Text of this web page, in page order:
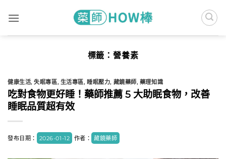
標籤： 營養素
健康生活,失眠專區, 生活專區, 睡眠壓力, 藏鏡藥師, 藥理知識
吃對食物更好睡！藥師推薦 5 大助眠食物，改善
睡眠品質超有效
發布日期： 2026-01-12 作者： 藏鏡藥師